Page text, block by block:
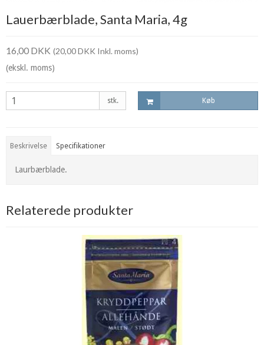
Lauerbærblade, Santa Maria, 4g
16,00 DKK (20,00 DKK Inkl. moms)
(ekskl. moms)
stk. Køb
Beskrivelse Specifikationer
Laurbærblade.
Relaterede produkter